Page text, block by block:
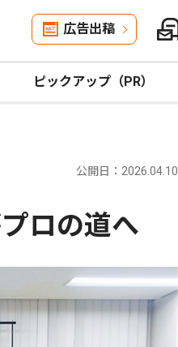
広告出稿
ピックアップ（PR）
公開日：2026.04.10
ロの道へ